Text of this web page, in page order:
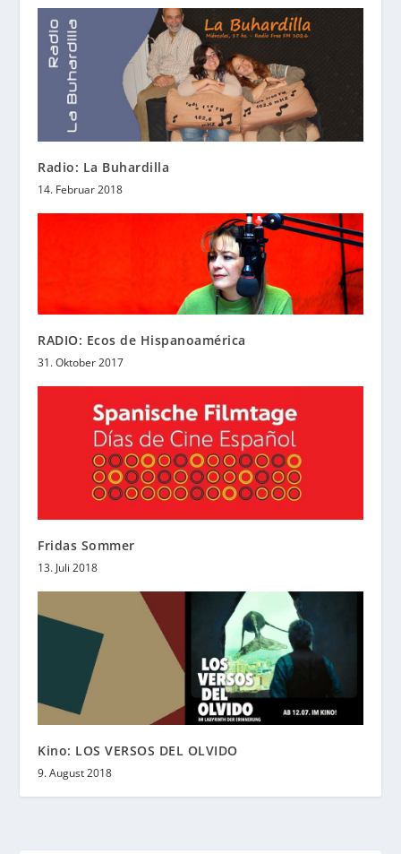
Radio: La Buhardilla
14. Februar 2018
RADIO: Ecos de Hispanoamérica
31. Oktober 2017
Fridas Sommer
13. Juli 2018
Kino: LOS VERSOS DEL OLVIDO
9. August 2018